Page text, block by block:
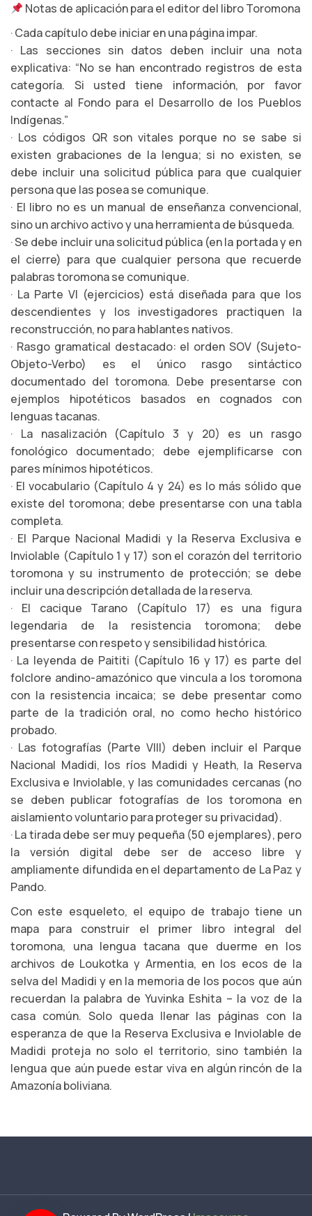
Notas de aplicación para el editor del libro Toromona
· Cada capítulo debe iniciar en una página impar.
· Las secciones sin datos deben incluir una nota
explicativa: “No se han encontrado registros de esta
categoría. Si usted tiene información, por favor
contacte al Fondo para el Desarrollo de los Pueblos
Indígenas.”
· Los códigos QR son vitales porque no se sabe si
existen grabaciones de la lengua; si no existen, se
debe incluir una solicitud pública para que cualquier
persona que las posea se comunique.
· El libro no es un manual de enseñanza convencional,
sino un archivo activo y una herramienta de búsqueda.
· Se debe incluir una solicitud pública (en la portada y en
el cierre) para que cualquier persona que recuerde
palabras toromona se comunique.
· La Parte VI (ejercicios) está diseñada para que los
descendientes y los investigadores practiquen la
reconstrucción, no para hablantes nativos.
· Rasgo gramatical destacado: el orden SOV (Sujeto-
Objeto-Verbo) es el único rasgo sintáctico
documentado del toromona. Debe presentarse con
ejemplos hipotéticos basados en cognados con
lenguas tacanas.
· La nasalización (Capítulo 3 y 20) es un rasgo
fonológico documentado; debe ejemplificarse con
pares mínimos hipotéticos.
· El vocabulario (Capítulo 4 y 24) es lo más sólido que
existe del toromona; debe presentarse con una tabla
completa.
· El Parque Nacional Madidi y la Reserva Exclusiva e
Inviolable (Capítulo 1 y 17) son el corazón del territorio
toromona y su instrumento de protección; se debe
incluir una descripción detallada de la reserva.
· El cacique Tarano (Capítulo 17) es una figura
legendaria de la resistencia toromona; debe
presentarse con respeto y sensibilidad histórica.
· La leyenda de Paititi (Capítulo 16 y 17) es parte del
folclore andino-amazónico que vincula a los toromona
con la resistencia incaica; se debe presentar como
parte de la tradición oral, no como hecho histórico
probado.
· Las fotografías (Parte VIII) deben incluir el Parque
Nacional Madidi, los ríos Madidi y Heath, la Reserva
Exclusiva e Inviolable, y las comunidades cercanas (no
se deben publicar fotografías de los toromona en
aislamiento voluntario para proteger su privacidad).
· La tirada debe ser muy pequeña (50 ejemplares), pero
la versión digital debe ser de acceso libre y
ampliamente difundida en el departamento de La Paz y
Pando.
Con este esqueleto, el equipo de trabajo tiene un
mapa para construir el primer libro integral del
toromona, una lengua tacana que duerme en los
archivos de Loukotka y Armentia, en los ecos de la
selva del Madidi y en la memoria de los pocos que aún
recuerdan la palabra de Yuvinka Eshita – la voz de la
casa común. Solo queda llenar las páginas con la
esperanza de que la Reserva Exclusiva e Inviolable de
Madidi proteja no solo el territorio, sino también la
lengua que aún puede estar viva en algún rincón de la
Amazonía boliviana.